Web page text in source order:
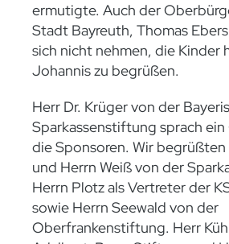
ermutigte. Auch der
Stadt Bayreuth, Thomas
sich nicht nehmen, die Kinder
Johannis zu begrüßen.
Herr Dr. Krüger von der
Sparkassenstiftung sprach
die Sponsoren. Wir begrüßten
und Herrn Weiß von der
Herrn Plotz als Vertreter der
sowie Herrn Seewald von der
Oberfrankenstiftung. Herr